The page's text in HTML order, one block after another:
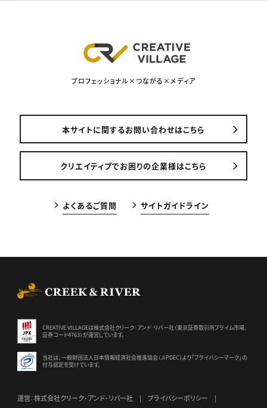
プロフェッショナル×つながる×メディア
本サイトに関するお問い合わせはこちら
クリエイティブでお困りの企業様はこちら
よくあるご質問 サイトガイドライン
CREATIVE VILLAGEは株式会社クリーク･アンド･リバー社（東京証券取引所プライム市場、
証券コード4763）が運営しています。
当社は、一般財団法人日本情報経済社会推進協会（JIPDEC）より 「プライバシーマーク」の
付与認定を受けています。
運営：株式会社クリーク･アンド･リバー社 プライバシーポリシー